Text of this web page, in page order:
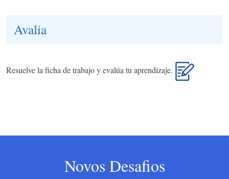
Avalia
Resuelve la ficha de trabajo y evalúa tu aprendizaje.
Novos Desafios